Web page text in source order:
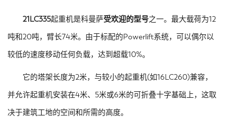
21LC335起重机是科曼萨受欢迎的型号之一。最大载荷为12
吨和20吨，臂长74米。由于标配的Powerlift系统，可以偶尔以
较低的速度移动任何负载，达到超载10%。
它的塔架长度为2米，与较小的起重机(如16LC260)兼容，
并允许起重机安装在4米、5米或6米的可折叠十字基础上，这取
决于建筑工地的空间和所需的高度。